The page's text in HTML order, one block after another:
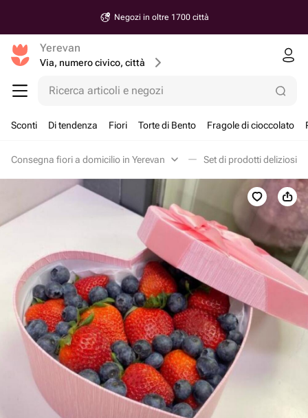
Negozi in oltre 1700 città
Yerevan
Via, numero civico, città
Ricerca articoli e negozi
Sconti Di tendenza Fiori Torte di Bento Fragole di cioccolato
Consegna fiori a domicilio in Yerevan Set di prodotti deliziosi in